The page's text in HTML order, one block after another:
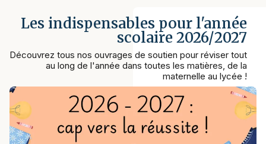
Les indispensables pour l'année
scolaire 2026/2027
Découvrez tous nos ouvrages de soutien pour réviser tout
au long de l'année dans toutes les matières, de la
maternelle au lycée !